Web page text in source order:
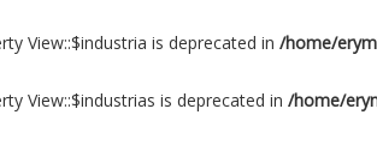
View::$industria is deprecated in /home/
View::$industrias is deprecated in /home/